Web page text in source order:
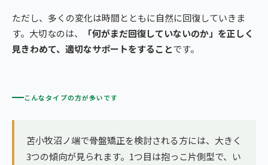
ただし、多くの変化は時間とともに自然に回復していきま
す。大切なのは、
「何がまだ回復していないのか」を正しく
見きわめて、適切なサポートをすることです。
こんなタイプの方が多いです
苫小牧沼ノ端で骨盤矯正を検討される方には、大きく
3つの傾向が見られます。1つ目は抱っこ片側型で、い